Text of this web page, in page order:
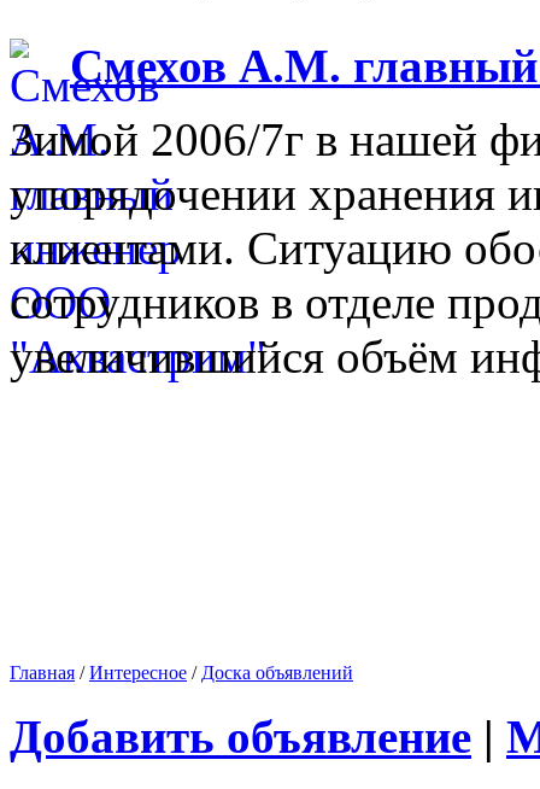
Смехов А.М.
Зимой 2006/7г в нашей
упорядочении хранения
клиентами. Ситуацию
сотрудников в отделе
увеличившийся объём
Главная /Интересное / Доска объявлений
Добавить объявление |